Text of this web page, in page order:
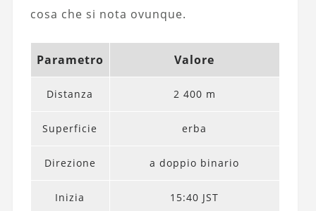
cosa che si nota ovunque.
Parametro Valore
Distanza 2 400 m
Superficie erba
Direzione a doppio binario
Inizia 15:40 JST